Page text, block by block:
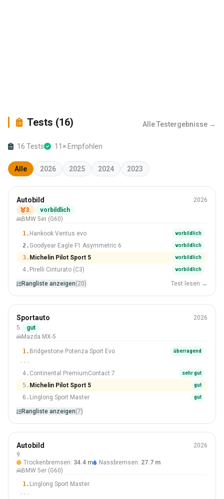
Tests (16) Alle Testergebnisse →
16 Tests 11× Empfohlen
Alle 2026 2025 2024 2023
245/45 R19
#3 Von 20 Reifen
Autobild
2026
3.
vorbildlich
BMW 5er (G60)
1. Hankook Ventus evo vorbildlich
2. Goodyear Eagle F1 Asymmetric 6 vorbildlich
3. Michelin Pilot Sport 5 vorbildlich
4. Pirelli Cinturato (C3) vorbildlich
Rangliste anzeigen(20) Test lesen →
Sommer
205/45 R17
#5 Von 7 Reifen
Sportauto
2026
5.
gut
Mazda MX-5
1. Bridgestone Potenza Sport Evo überragend
···
4. Continental PremiumContact 7 sehr gut
5. Michelin Pilot Sport 5 gut
6. Linglong Sport Master gut
Rangliste anzeigen(7)
245/45 R19
#9 Von 50 Reifen
Autobild
2026
9.
Trockenbremsen: 34.4 m Nassbremsen: 27.7 m
BMW 5er (G60)
1. Linglong Sport Master
···